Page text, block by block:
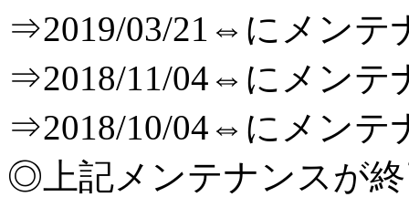
⇒2019/03/21⇔にメンテ
⇒2018/11/04⇔にメンテ
⇒2018/10/04⇔にメンテ
◎上記メンテナンスが